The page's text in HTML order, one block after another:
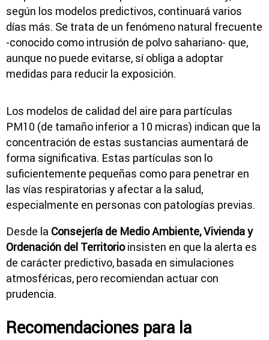
según los modelos predictivos, continuará varios
días más. Se trata de un fenómeno natural frecuente
-conocido como intrusión de polvo sahariano- que,
aunque no puede evitarse, sí obliga a adoptar
medidas para reducir la exposición.
Los modelos de calidad del aire para partículas
PM10 (de tamaño inferior a 10 micras) indican que la
concentración de estas sustancias aumentará de
forma significativa. Estas partículas son lo
suficientemente pequeñas como para penetrar en
las vías respiratorias y afectar a la salud,
especialmente en personas con patologías previas.
Desde la Consejería de Medio Ambiente, Vivienda y
Ordenación del Territorioinsisten en que la alerta es
de carácter predictivo, basada en simulaciones
atmosféricas, pero recomiendan actuar con
prudencia.
Recomendaciones para la